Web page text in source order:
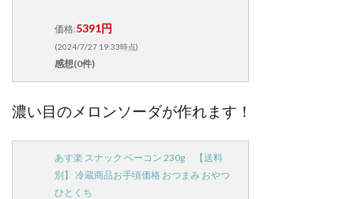
価格:5391円
(2024/7/27 19:33時点)
感想(0件)
濃い目のメロンソーダが作れます！
あす楽 スナック ベーコン 230g 【送料
別】 冷蔵商品お手頃価格 おつまみ おやつ
ひとくち